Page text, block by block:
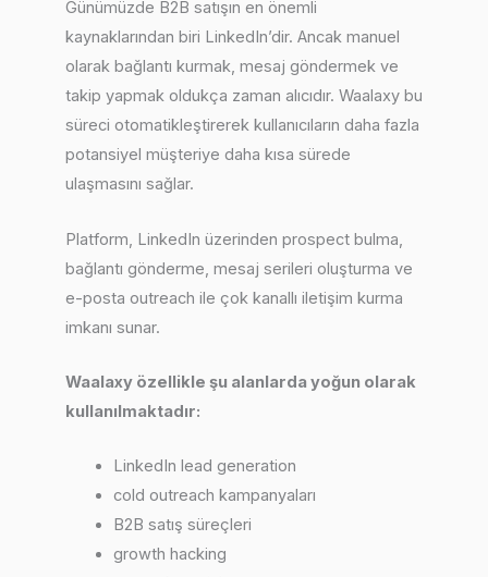
Günümüzde B2B satışın en önemli
kaynaklarından biri LinkedIn’dir. Ancak manuel
olarak bağlantı kurmak, mesaj göndermek ve
takip yapmak oldukça zaman alıcıdır. Waalaxy bu
süreci otomatikleştirerek kullanıcıların daha fazla
potansiyel müşteriye daha kısa sürede
ulaşmasını sağlar.
Platform, LinkedIn üzerinden prospect bulma,
bağlantı gönderme, mesaj serileri oluşturma ve
e-posta outreach ile çok kanallı iletişim kurma
imkanı sunar.
Waalaxy özellikle şu alanlarda yoğun olarak
kullanılmaktadır:
LinkedIn lead generation
cold outreach kampanyaları
B2B satış süreçleri
growth hacking